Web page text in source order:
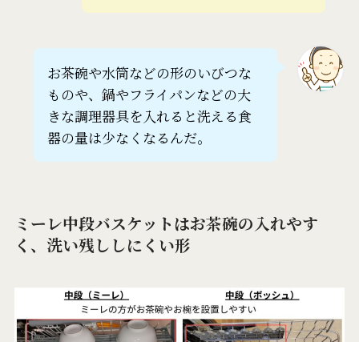
お茶碗や水筒などの形のいびつな
ものや、鍋やフライパンなどの大
きな調理器具を入れると洗える食
器の量は少なくなるんだ。
ミーレ中段バスケットはお茶碗の入れやす
く、洗い残ししにくい形